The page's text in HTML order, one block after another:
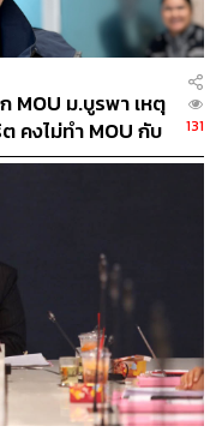
MOU ม.บูรพา เหตุ
คงไม่ทำ MOU กับ
131